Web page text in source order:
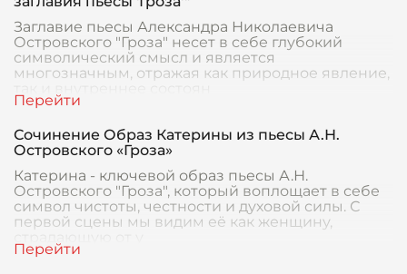
Заглавие пьесы Александра Николаевича
Островского "Гроза" несет в себе глубокий
символический смысл и является
многозначным, отражая как природное явление,
Сочинение Образ Катерины из пьесы А.Н.
Островского «Гроза»
Катерина - ключевой образ пьесы А.Н.
Островского "Гроза", который воплощает в себе
символ чистоты, честности и духовой силы. С
первой сцены мы видим её как женщину,